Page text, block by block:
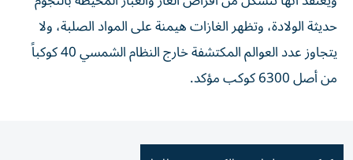
حديثة الولادة، وتظهر الغازات هيمنة على المواد الصلبة، ولا
يتجاوز عدد العوالم المكتشفة خارج النظام الشمسي 40 كوكباً
من أصل 6300 كوكب مؤكد.